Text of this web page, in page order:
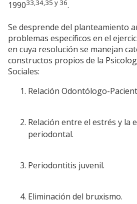
199033,34,35 y 36.
Se desprende del planteamiento
problemas específicos en el
en cuya resolución se manejan
constructos propios de la
Sociales:
Relación Odontólogo-
Relación entre el estrés y la
periodontal.
Periodontitis juvenil.
Eliminación del bruxismo.